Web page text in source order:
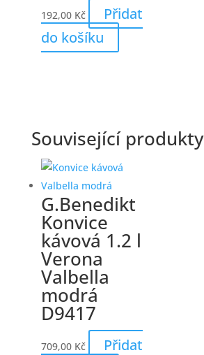
192,00 Kč
Přidat
do košíku
Související produkty
G.Benedikt
Konvice
kávová 1.2 l
Verona
Valbella
modrá
D9417
709,00 Kč
Přidat